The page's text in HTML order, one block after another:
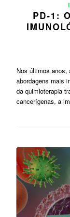
PD-1:
Nos últimos anos,
abordagens mais
da quimioterapia
cancerígenas, a